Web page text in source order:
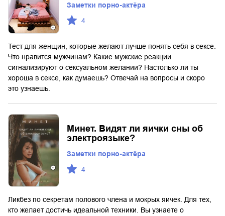
Заметки порно-актёра
4
Тест для женщин, которые желают лучше понять себя в сексе.
Что нравится мужчинам? Какие мужские реакции
сигнализируют о сексуальном желании? Настолько ли ты
хороша в сексе, как думаешь? Отвечай на вопросы и скоро
это узнаешь.
Минет. Видят ли яички сны об
электроязыке?
Заметки порно-актёра
4
Ликбез по секретам полового члена и мокрых яичек. Для тех,
кто желает достичь идеальной техники. Вы узнаете о